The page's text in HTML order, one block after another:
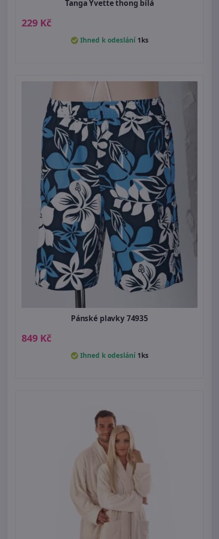
Tanga Yvette thong bílá
229 Kč
Ihned k odeslání 1ks
Pánské plavky 74935
849 Kč
Ihned k odeslání 1ks